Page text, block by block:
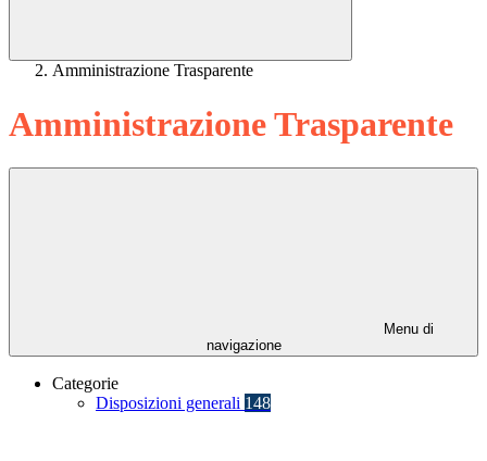
Amministrazione Trasparente
Amministrazione Trasparente
Menu di
navigazione
Categorie
Disposizioni generali 148